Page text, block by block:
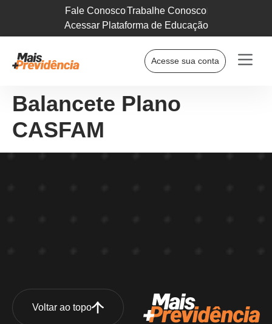
Fale ConoscoTrabalhe Conosco
Acessar Plataforma de Educação
Acesse sua conta
Balancete Plano
CASFAM
Voltar ao topo